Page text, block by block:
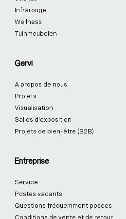
Infrarouge
Wellness
Tuinmeubelen
Gervi
A propos de nous
Projets
Visualisation
Salles d'exposition
Projets de bien-être (B2B)
Entreprise
Service
Postes vacants
Questions fréquemment posées